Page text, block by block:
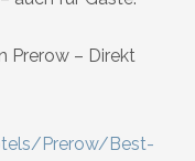
Prerow – Direkt
Prerow/Best-